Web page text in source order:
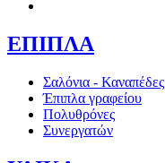
ΕΠΙΠΛΑ
Σαλόνια - Καναπέδες
Έπιπλα γραφείου
Πολυθρόνες
Συνεργατών